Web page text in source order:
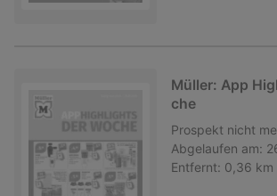
Müller: App
che
Prospekt nicht
Abgelaufen am:
Entfernt: 0,36 km